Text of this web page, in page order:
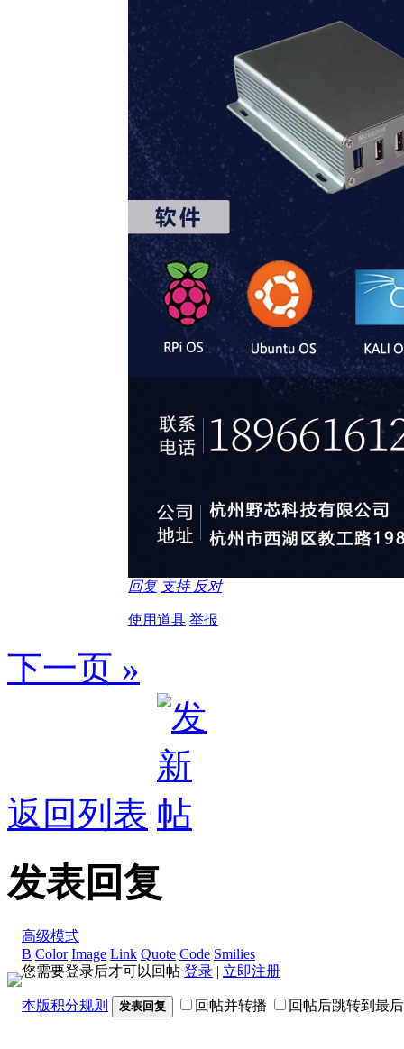
回复 支持 反对
使用道具 举报
下一页 »
返回列表
发表回复
高级模式
B Color Image Link Quote Code Smilies
您需要登录后才可以回帖 登录 | 立即注册
本版积分规则 发表回复 回帖并转播 回帖后跳转到最